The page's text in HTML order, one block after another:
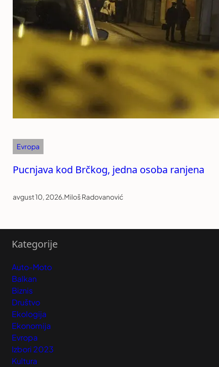
Evropa
Pucnjava kod Brčkog, jedna osoba ranjena
avgust 10, 2026.Miloš Radovanović
Kategorije
Auto-Moto
Balkan
Biznis
Društvo
Ekologija
Ekonomija
Evropa
Izbori 2023
Kultura